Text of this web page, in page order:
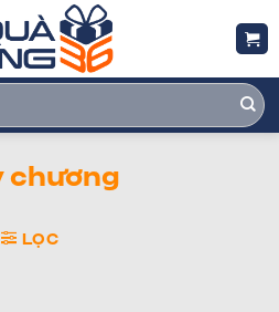
chương
LỌC